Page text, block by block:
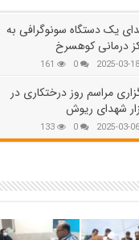
یک دستگاه سونوگرافی به
درمانی کوهسرخ
2025-03-18
0
161
مراسم روز درختکاری در
شهدای ریوش
2025-03-06
0
133